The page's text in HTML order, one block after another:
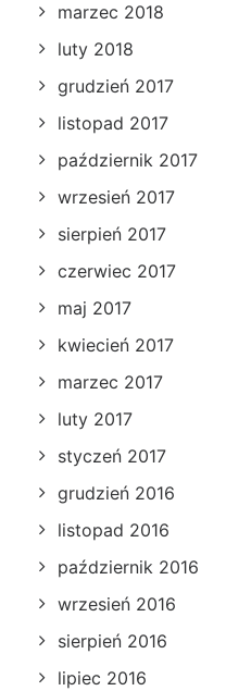
marzec 2018
luty 2018
grudzień 2017
listopad 2017
październik 2017
wrzesień 2017
sierpień 2017
czerwiec 2017
maj 2017
kwiecień 2017
marzec 2017
luty 2017
styczeń 2017
grudzień 2016
listopad 2016
październik 2016
wrzesień 2016
sierpień 2016
lipiec 2016